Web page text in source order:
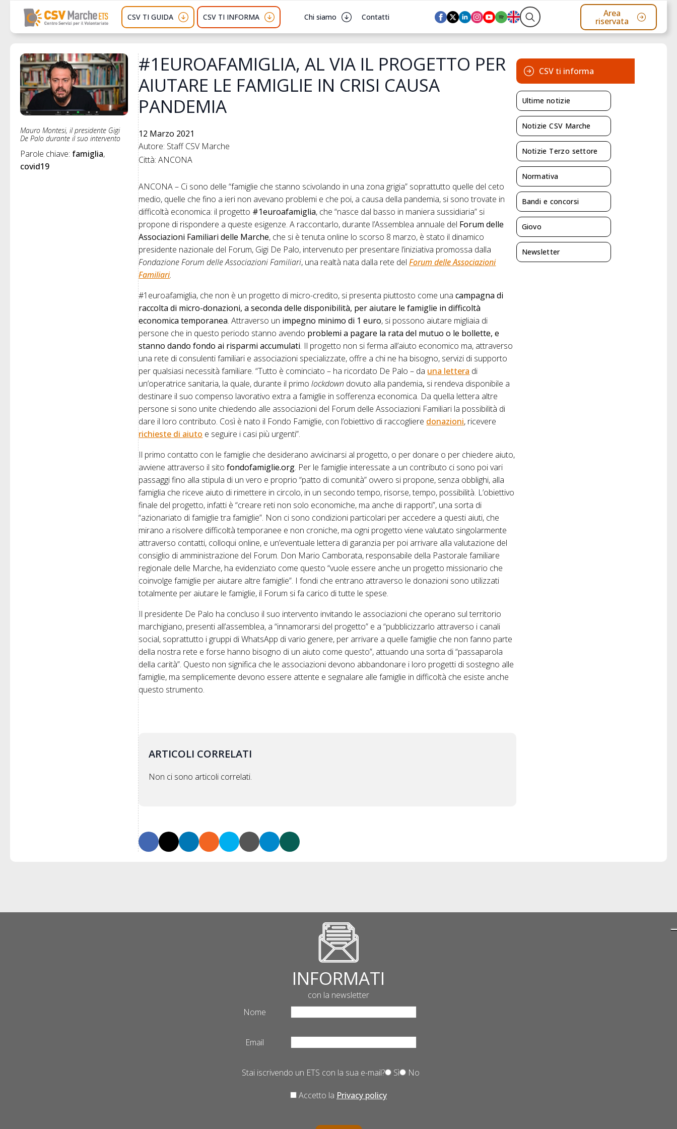
CSV TI GUIDA CSV TI INFORMA Chi siamo Contatti
Search
Area
riservata
Mauro Montesi, il presidente Gigi
De Palo durante il suo intervento
Parole chiave: famiglia
covid19
#1EUROAFAMIGLIA, AL VIA IL PROGETTO PER
AIUTARE LE FAMIGLIE IN CRISI CAUSA
PANDEMIA
12 Marzo 2021
Autore: Staff CSV Marche
Città: ANCONA
ANCONA – Ci sono delle “famiglie che stanno scivolando in una zona grigia” soprattutto quelle del ceto
medio, quelle che fino a ieri non avevano problemi e che poi, a causa della pandemia, si sono trovate in
difficoltà economica: il progetto #1euroafamiglia, che “nasce dal basso in maniera sussidiaria” si
propone di rispondere a queste esigenze. A raccontarlo, durante l’Assemblea annuale del Forum delle
Associazioni Familiari delle Marche, che si è tenuta online lo scorso 8 marzo, è stato il dinamico
presidente nazionale del Forum, Gigi De Palo, intervenuto per presentare l’iniziativa promossa dalla
Fondazione Forum delle Associazioni Familiari, una realtà nata dalla rete delForum delle Associazioni
Familiari.
#1euroafamiglia, che non è un progetto di micro-credito, si presenta piuttosto come unacampagna di
raccolta di micro-donazioni, a seconda delle disponibilità, per aiutare le famiglie in difficoltà
economica temporanea. Attraverso un impegno minimo di 1 euro, si possono aiutare migliaia di
persone che in questo periodo stanno avendo problemi a pagare la rata del mutuo o le bollette, e
stanno dando fondo ai risparmi accumulati. Il progetto non si ferma all’aiuto economico ma, attraverso
una rete di consulenti familiari e associazioni specializzate, offre a chi ne ha bisogno, servizi di supporto
per qualsiasi necessità familiare. “Tutto è cominciato – ha ricordato De Palo – da una lettera di
un’operatrice sanitaria, la quale, durante il primolockdown dovuto alla pandemia, si rendeva disponibile a
destinare il suo compenso lavorativo extra a famiglie in sofferenza economica. Da quella lettera altre
persone si sono unite chiedendo alle associazioni del Forum delle Associazioni Familiari la possibilità di
dare il loro contributo. Così è nato il Fondo Famiglie, con l’obiettivo di raccogliere donazioni, ricevere
richieste di aiuto e seguire i casi più urgenti”.
Il primo contatto con le famiglie che desiderano avvicinarsi al progetto, o per donare o per chiedere aiuto,
avviene attraverso il sitofondofamiglie.org. Per le famiglie interessate a un contributo ci sono poi vari
passaggi fino alla stipula di un vero e proprio “patto di comunità” ovvero si propone, senza obblighi, alla
famiglia che riceve aiuto di rimettere in circolo, in un secondo tempo, risorse, tempo, possibilità. L’obiettivo
finale del progetto, infatti è “creare reti non solo economiche, ma anche di rapporti”, una sorta di
“azionariato di famiglie tra famiglie”. Non ci sono condizioni particolari per accedere a questi aiuti, che
mirano a risolvere difficoltà temporanee e non croniche, ma ogni progetto viene valutato singolarmente
attraverso contatti, colloqui online, e un’eventuale lettera di garanzia per poi arrivare alla valutazione del
consiglio di amministrazione del Forum. Don Mario Camborata, responsabile della Pastorale familiare
regionale delle Marche, ha evidenziato come questo “vuole essere anche un progetto missionario che
coinvolge famiglie per aiutare altre famiglie”. I fondi che entrano attraverso le donazioni sono utilizzati
totalmente per aiutare le famiglie, il Forum si fa carico di tutte le spese.
Il presidente De Palo ha concluso il suo intervento invitando le associazioni che operano sul territorio
marchigiano, presenti all’assemblea, a “innamorarsi del progetto” e a “pubblicizzarlo attraverso i canali
social, soprattutto i gruppi di WhatsApp di vario genere, per arrivare a quelle famiglie che non fanno parte
della nostra rete e forse hanno bisogno di un aiuto come questo”, attuando una sorta di “passaparola
della carità”. Questo non significa che le associazioni devono abbandonare i loro progetti di sostegno alle
famiglie, ma semplicemente devono essere attente e segnalare alle famiglie in difficoltà che esiste anche
questo strumento.
ARTICOLI CORRELATI
Non ci sono articoli correlati.
CSV ti informa
Ultime notizie
Notizie CSV Marche
Notizie Terzo settore
Normativa
Bandi e concorsi
Giovo
Newsletter
INFORMATI
con la newsletter
Nome
Email
Stai iscrivendo un ETS con la sua e-mail? Sì No
Accetto la Privacy policy